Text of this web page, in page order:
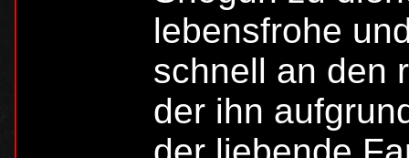
lebensfrohe
schnell an den
der ihn